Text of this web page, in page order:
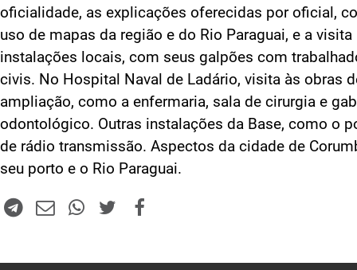
oficialidade, as explicações oferecidas por oficial,
uso de mapas da região e do Rio Paraguai, e a visita
instalações locais, com seus galpões com
civis. No Hospital Naval de Ladário, visita às obras
ampliação, como a enfermaria, sala de cirurgia e
odontológico. Outras instalações da Base, como o
de rádio transmissão. Aspectos da cidade de
seu porto e o Rio Paraguai.